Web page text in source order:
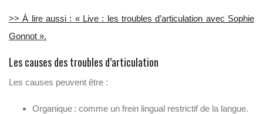
>> À lire aussi : « Live : les troubles d’articulation avec Sophie
Gonnot ».
Les causes des troubles d’articulation
Les causes peuvent être :
Organique : comme un frein lingual restrictif de la langue.